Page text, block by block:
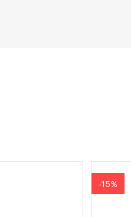
-15%